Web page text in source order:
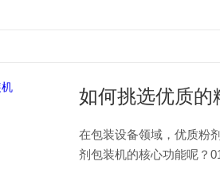
如何挑选优质的
在包装设备领域，优质粉
剂包装机的核心功能呢？